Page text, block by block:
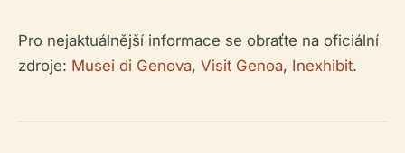
Pro nejaktuálnější informace se obraťte na oficiální
zdroje: Musei di Genova, Visit Genoa, Inexhibit.